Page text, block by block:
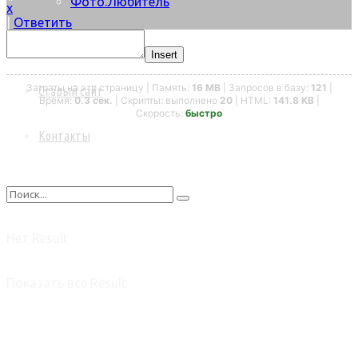
Старый сайт
Контакты
x
Ответить
Insert
Затраты на эту страницу | Память: 16 MB | Запросов в базу: 121
Время:0.3 сек. | Скрипты: выполнено 20| HTML: 141.8 KB
Скорость: быстро